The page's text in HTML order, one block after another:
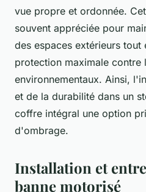
vue propre et ordonnée.
souvent appréciée pour
des espaces extérieurs tout
protection maximale contre
environnementaux. Ainsi,
et de la durabilité dans un
coffre intégral une option
d'ombrage.
Installation et
banne motorisé